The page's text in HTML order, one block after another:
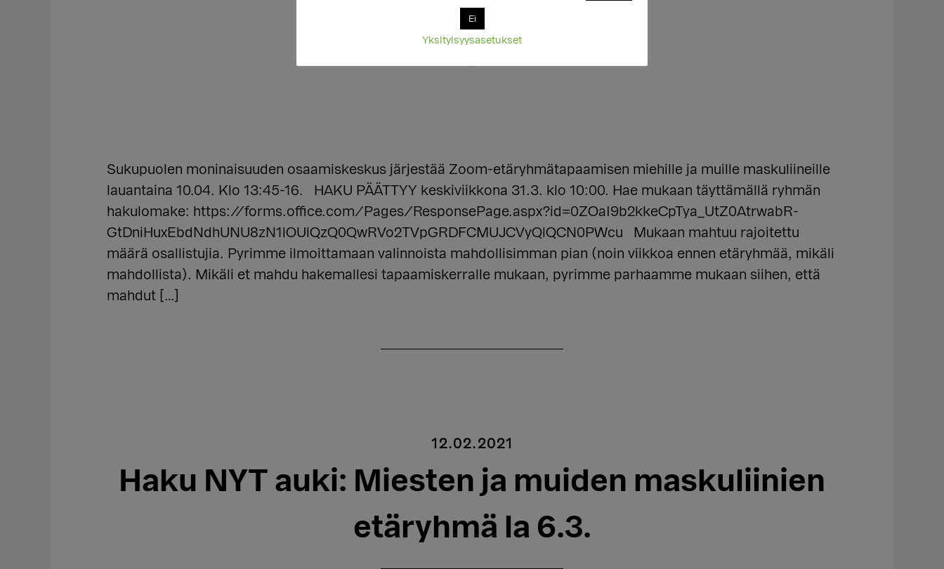
Sukupuolen moninaisuuden osaamiskeskus järjestää Zoom-etäryhmätapaamisen miehille ja muille maskuliineille
lauantaina 10.04. Klo 13:45-16. HAKU PÄÄTTYY keskiviikkona 31.3. klo 10:00. Hae mukaan täyttämällä ryhmän
hakulomake: https://forms.office.com/Pages/ResponsePage.aspx?id=0ZOaI9b2kkeCpTya_UtZ0AtrwabR-
GtDniHuxEbdNdhUNU8zN1lOUlQzQ0QwRVo2TVpGRDFCMUJCVyQlQCN0PWcu Mukaan mahtuu rajoitettu
määrä osallistujia. Pyrimme ilmoittamaan valinnoista mahdollisimman pian (noin viikkoa ennen etäryhmää, mikäli
mahdollista). Mikäli et mahdu hakemallesi tapaamiskerralle mukaan, pyrimme parhaamme mukaan siihen, että
mahdut […]
12.02.2021
Haku NYT auki: Miesten ja muiden maskuliinien
etäryhmä la 6.3.
Ei
Yksityisyysasetukset